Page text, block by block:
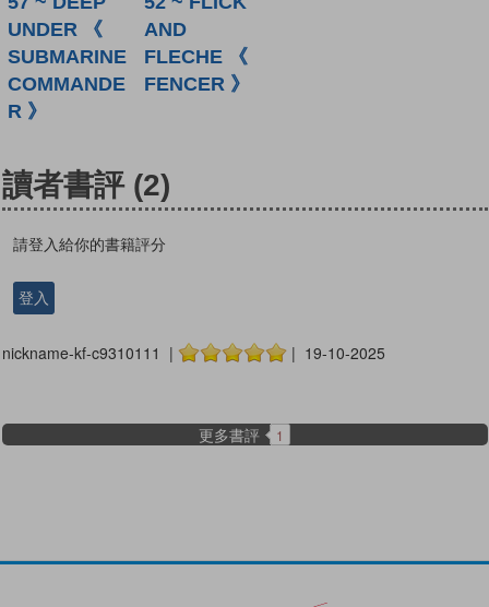
UNDER 《
SUBMARINE
COMMANDE
R 》
AND
FLECHE 《
FENCER 》
讀者書評 (2)
請登入給你的書籍評分
登入
nickname-kf-c9310111 | | 19-10-2025
更多書評 1